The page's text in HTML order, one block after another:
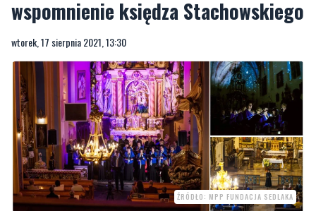
ŹRÓDŁO: MPP FUNDACJA SEDLAKA
W środę (18 sierpnia) atmosfera zadumy i klasycznej muzyki
zapanuje w Jastarni. Projekt „Miss Pro Pace” to koncert ku